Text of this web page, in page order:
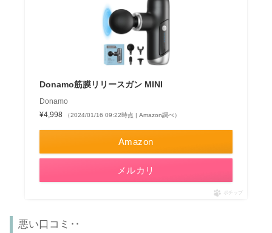
Donamo筋膜リリースガン MINI
Donamo
¥4,998
（2024/01/16 09:22時点 | Amazon調べ）
Amazon
メルカリ
ポチップ
悪い口コミ‥